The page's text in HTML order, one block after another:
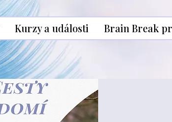
Kurzy a události Brain Break